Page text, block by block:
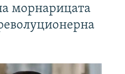
морнарицата